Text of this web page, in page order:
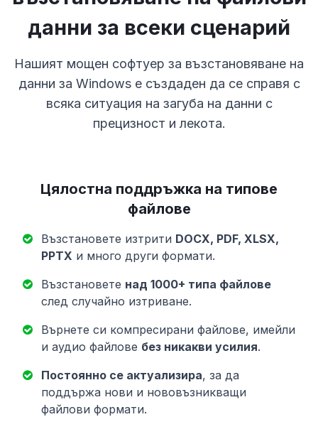
данни за всеки сценарий
Нашият мощен софтуер за възстановяване на
данни за Windows е създаден да се справя с
всяка ситуация на загуба на данни с
прецизност и лекота.
Цялостна поддръжка на типове
файлове
Възстановете изтрити DOCX, PDF, XLSX,
PPTX и много други формати.
Възстановете над 1000+ типа файлове
след случайно изтриване.
Върнете си компресирани файлове, имейли
и аудио файлове без никакви усилия.
Постоянно се актуализира, за да
поддържа нови и нововъзникващи
файлови формати.